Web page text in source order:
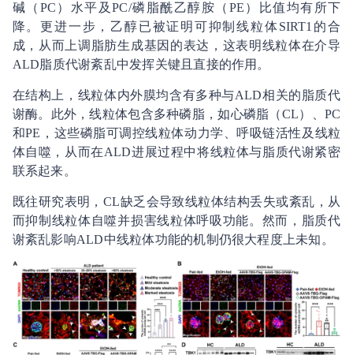
碱（PC）水平及PC/磷脂酰乙醇胺（PE）比值均有所下
降。更进一步，乙醇已被证明可抑制线粒体SIRT1的合
成，从而上调脂肪生成基因的表达，这表明线粒体在介导
ALD脂质代谢紊乱中发挥关键且直接的作用。
在结构上，线粒体内外膜均含有多种与ALD相关的脂质代
谢酶。此外，线粒体包含多种磷脂，如心磷脂（CL）、PC
和PE，这些磷脂可调控线粒体动力学、呼吸链活性及线粒
体自噬，从而在ALD进展过程中将线粒体与脂质代谢紧密
联系起来。
既往研究表明，CL缺乏会导致线粒体结构丢失或紊乱，从
而抑制线粒体自噬并损害线粒体呼吸功能。然而，脂质代
谢紊乱影响ALD中线粒体功能的机制仍很大程度上未知。